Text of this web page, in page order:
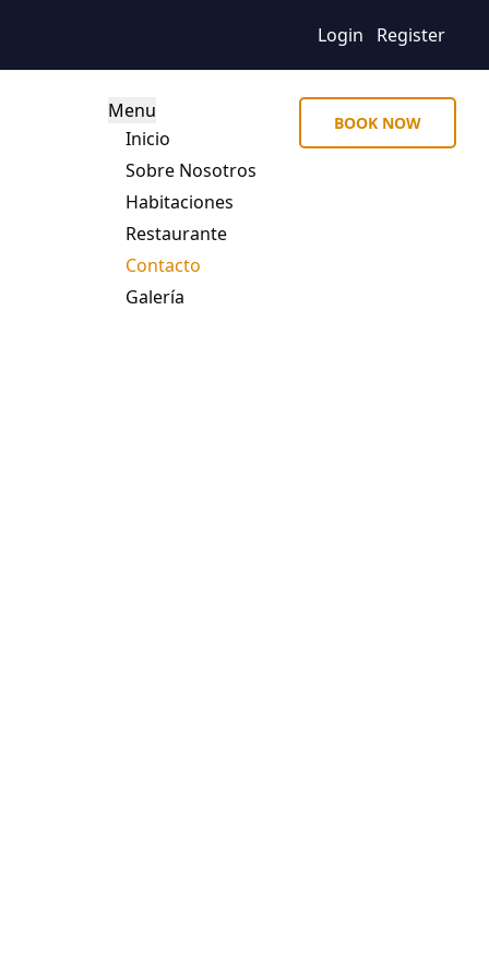
Login Register
Menu
Inicio
Sobre Nosotros
Habitaciones
Restaurante
Contacto
Galería
BOOK NOW